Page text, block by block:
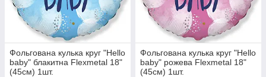
Фольгована кулька круг "Hello
baby" блакитна Flexmetal 18"
(45см) 1шт.
Фольгована кулька круг "Hello
baby" рожева Flexmetal 18"
(45см) 1шт.